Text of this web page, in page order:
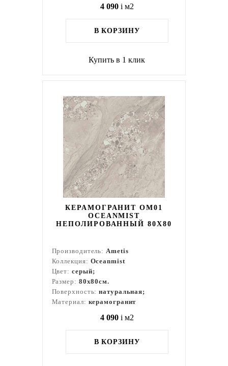
4 090 i м2
В КОРЗИНУ
Купить в 1 клик
КЕРАМОГРАНИТ OM01
OCEANMIST
НЕПОЛИРОВАННЫЙ 80X80
Производитель:Ametis
Коллекция: Oceanmist
Цвет: серый;
Размер: 80x80см.
Поверхность:натуральная;
Материал: керамогранит
4 090 i м2
В КОРЗИНУ